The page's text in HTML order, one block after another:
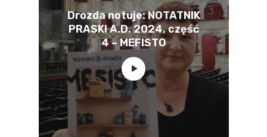
Drozda notuje: NOTATNIK
PRASKI A.D. 2024, część
4 – MEFISTO